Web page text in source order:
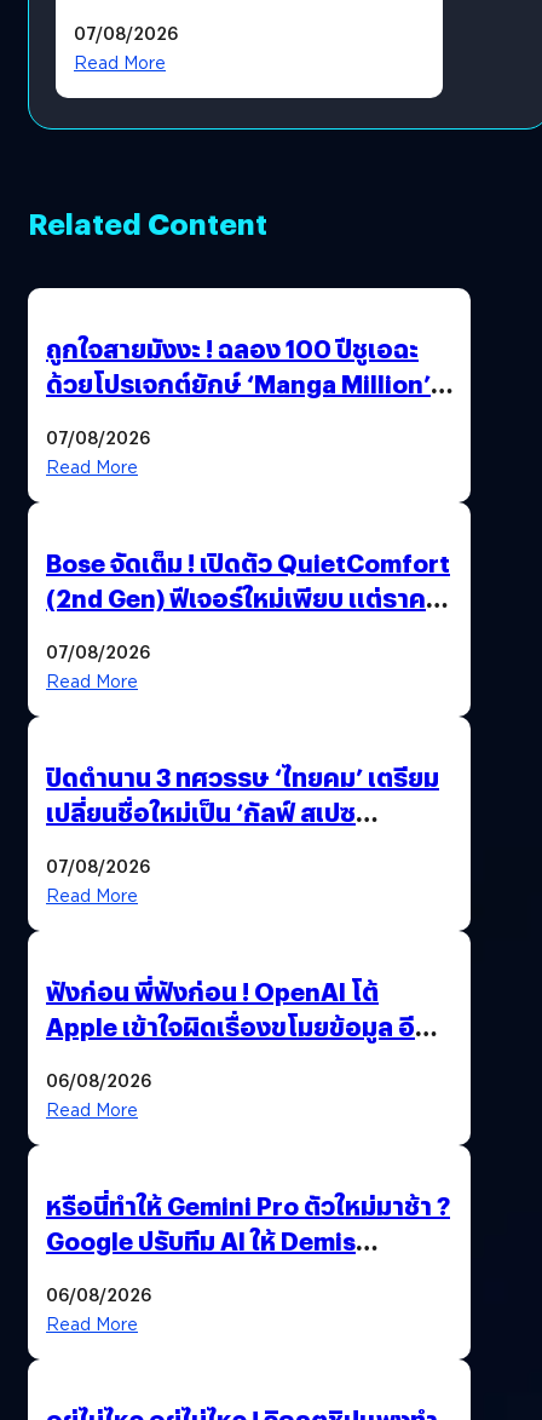
โดยตรง
07/08/2026
Read More
Related Content
ถูกใจสายมังงะ ! ฉลอง 100 ปีชูเอฉะ
ด้วยโปรเจกต์ยักษ์ ‘Manga Million’
ด้วย
07/08/2026
Read More
Bose จัดเต็ม ! เปิดตัว QuietComfort
(2nd Gen) ฟีเจอร์ใหม่เพียบ แต่ราคา
07/08/2026
Read More
ปิดตำนาน 3 ทศวรรษ ‘ไทยคม’ เตรียม
เปลี่ยนชื่อใหม่เป็น ‘กัลฟ์ สเปซ
07/08/2026
Read More
ฟังก่อน พี่ฟังก่อน ! OpenAI โต้
Apple เข้าใจผิดเรื่องขโมยข้อมูล อีก
06/08/2026
Read More
หรือนี่ทำให้ Gemini Pro ตัวใหม่มาช้า ?
Google ปรับทีม AI ให้ Demis
06/08/2026
Read More